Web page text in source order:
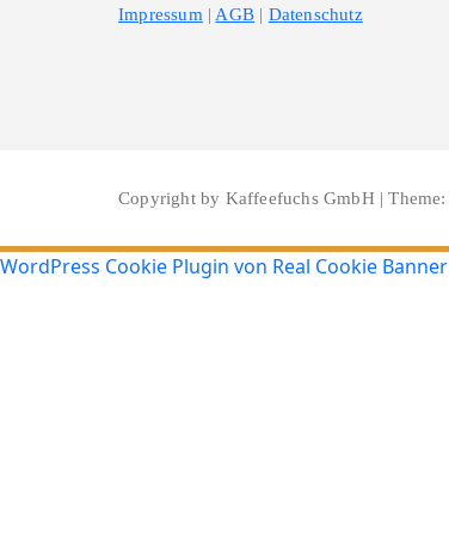
Impressum | AGB | Datenschutz
Copyright by Kaffeefuchs GmbH | Theme:
WordPress Cookie Plugin von Real Cookie Banner